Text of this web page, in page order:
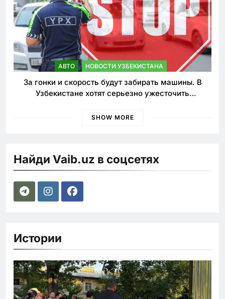
АВТО НОВОСТИ УЗБЕКИСТАНА
За гонки и скорость будут забирать машины. В
Узбекистане хотят серьезно ужесточить
SHOW MORE
Найди Vaib.uz в соцсетях
Истории